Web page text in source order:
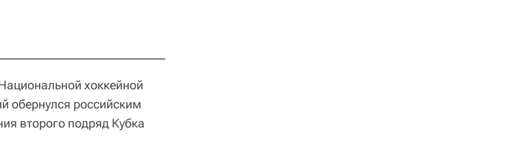
хоккейной
обернулся российским
второго подряд Кубка